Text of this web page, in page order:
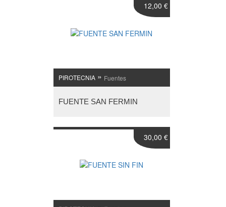
PIROTECNIA» Fuentes
FUENTE SAN FERMIN
12,00 €
30,00 €